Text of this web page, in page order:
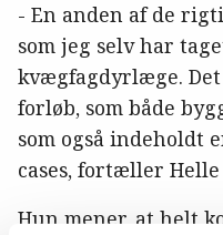
- En anden af de
som jeg selv har
kvægfagdyrlæge.
forløb, som både
som også indeholdt
cases, fortæller Helle
Hun mener, at helt